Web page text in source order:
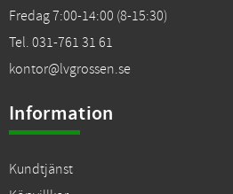
Fredag 7:00-14:00 (8-15:30)
Tel. 031-761 31 61
kontor@lvgrossen.se
Information
Kundtjänst